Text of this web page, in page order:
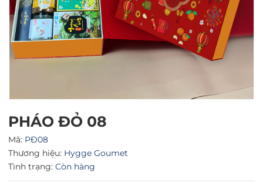
PHÁO ĐỎ 08
Mã: PĐ08
Thương hiệu: Hygge Goumet
Tình trạng: Còn hàng
Mã giảm giá:
Điều kiện: